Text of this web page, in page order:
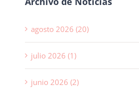
agosto 2026 (20)
julio 2026 (1)
junio 2026 (2)